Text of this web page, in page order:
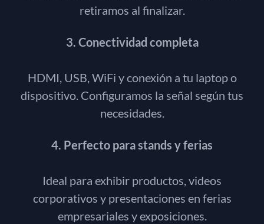
retiramos al finalizar.
3. Conectividad completa
HDMI, USB, WiFi y conexión a tu laptop o
dispositivo. Configuramos la señal según tus
necesidades.
4. Perfecto para stands y ferias
Ideal para exhibir productos, videos
corporativos y presentaciones en ferias
empresariales y exposiciones.